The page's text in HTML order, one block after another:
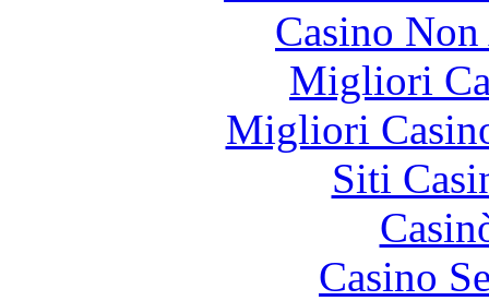
Casino
Migliori
Migliori
Siti
Casino